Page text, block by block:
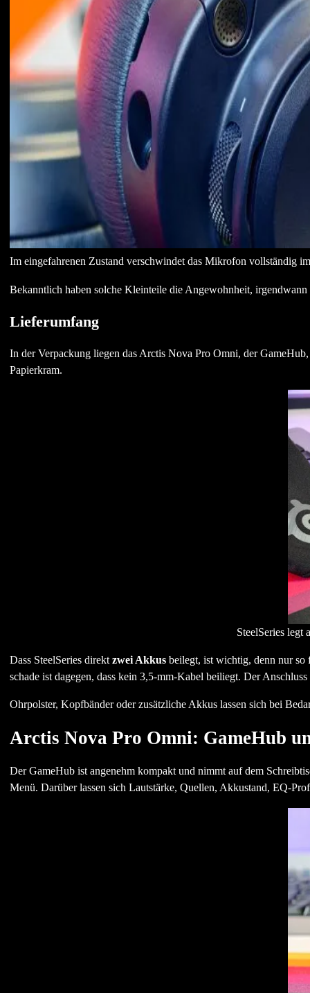
Im eingefahrenen Zustand verschwindet das Mikrofon vollständig
Bekanntlich haben solche Kleinteile die Angewohnheit,
Lieferumfang
In der Verpackung liegen das Arctis Nova Pro Omni, der
Papierkram.
SteelSeries legt
Dass SteelSeries direkt zwei Akkusbeilegt, ist wichtig, denn nur so
schade ist dagegen, dass kein 3,5-mm-Kabel beiliegt. Der
Ohrpolster, Kopfbänder oder zusätzliche Akkus lassen sich bei
Arctis Nova Pro Omni: GameHub
Der GameHub ist angenehm kompakt und nimmt auf dem
Menü. Darüber lassen sich Lautstärke, Quellen, Akkustand, EQ-